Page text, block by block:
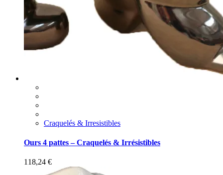
Craquelés & Irresistibles
Ours 4 pattes – Craquelés & Irrésistibles
118,24 €